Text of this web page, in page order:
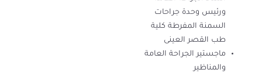
ورئيس وحدة جراحات
السمنة المفرطة كلية
طب القصر العينى
ماجستير الجراحة العامة
والمناظير